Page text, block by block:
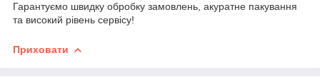
Гарантуємо швидку обробку замовлень, акуратне пакування
та високий рівень сервісу!
Приховати